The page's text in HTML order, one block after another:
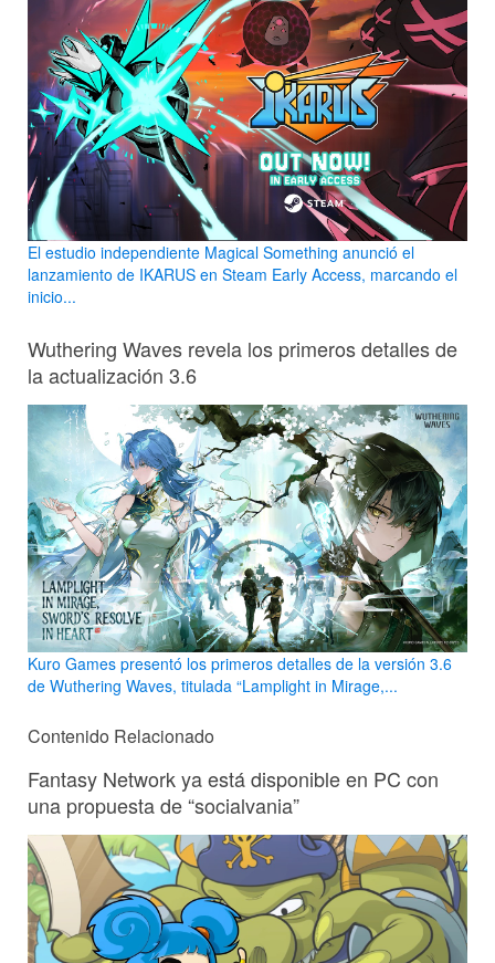
El estudio independiente Magical Something anunció el
lanzamiento de IKARUS en Steam Early Access, marcando el
inicio...
Wuthering Waves revela los primeros detalles de
la actualización 3.6
Kuro Games presentó los primeros detalles de la versión 3.6
de Wuthering Waves, titulada “Lamplight in Mirage,...
Contenido Relacionado
Fantasy Network ya está disponible en PC con
una propuesta de “socialvania”